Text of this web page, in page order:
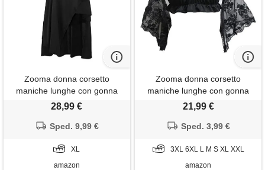
Zooma donna corsetto
maniche lunghe con gonna
lunga jacquard cincher della
28,99 €
Sped. 9,99 €
XL
amazon
Zooma donna corsetto
maniche lunghe con gonna
lunga jacquard cincher della
21,99 €
Sped. 3,99 €
3XL 6XL L M S XL XXL
amazon